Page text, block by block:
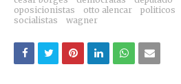
oposicionistas
otto alencar politicos
socialistas
wagner